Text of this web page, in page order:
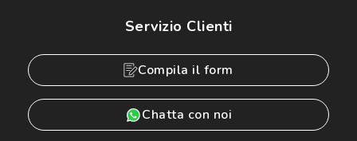
Servizio Clienti
Compila il form
Chatta con noi